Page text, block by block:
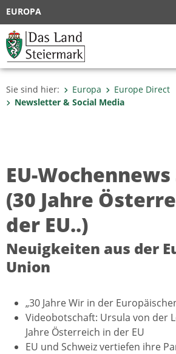
EUROPA
Sie sind hier: Europa
Europe Direct
Newsletter & Social Media
EU-Wochennews
(30 Jahre
der EU..)
Neuigkeiten aus der
Union
„30 Jahre Wir in der
Videobotschaft: Ursula von der
Jahre Österreich in der EU
EU und Schweiz vertiefen ihre